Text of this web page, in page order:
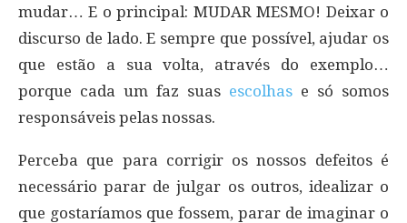
mudar… E o principal: MUDAR MESMO! Deixar o
discurso de lado. E sempre que possível, ajudar os
que estão a sua volta, através do exemplo…
porque cada um faz suas escolhas e só somos
responsáveis pelas nossas.
Perceba que para corrigir os nossos defeitos é
necessário parar de julgar os outros, idealizar o
que gostaríamos que fossem, parar de imaginar o